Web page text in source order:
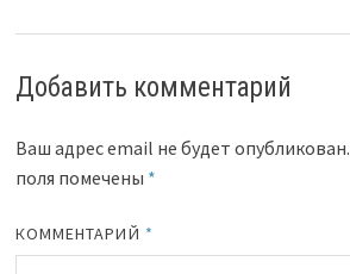
Добавить комментарий
Ваш адрес email не будет опубликован.
поля помечены *
КОММЕНТАРИЙ *